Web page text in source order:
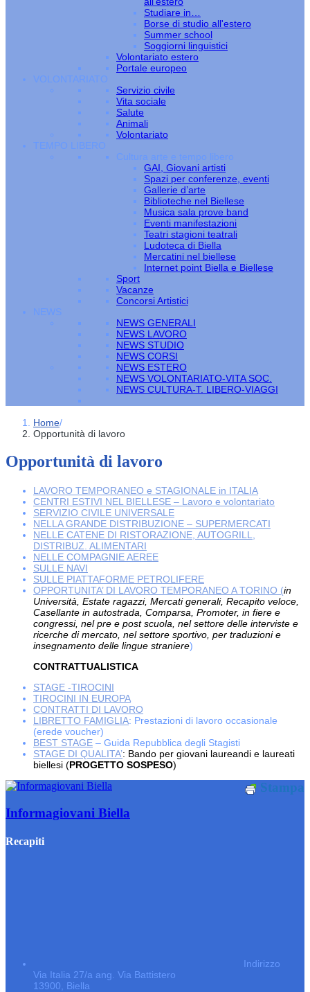
Studiare in…
Borse di studio all'estero
Summer school
Soggiorni linguistici
Volontariato estero
Portale europeo
VOLONTARIATO
Servizio civile
Vita sociale
Salute
Animali
Volontariato
TEMPO LIBERO
Cultura arte e tempo libero
GAI, Giovani artisti
Spazi per conferenze, eventi
Gallerie d’arte
Biblioteche nel Biellese
Musica sala prove band
Eventi manifestazioni
Teatri stagioni teatrali
Ludoteca di Biella
Mercatini nel biellese
Internet point Biella e Biellese
Sport
Vacanze
Concorsi Artistici
NEWS
NEWS GENERALI
NEWS LAVORO
NEWS STUDIO
NEWS CORSI
NEWS ESTERO
NEWS VOLONTARIATO-VITA SOC.
NEWS CULTURA-T. LIBERO-VIAGGI
Home/
Opportunità di lavoro
Opportunità di lavoro
LAVORO TEMPORANEO e STAGIONALE in ITALIA
CENTRI ESTIVI NEL BIELLESE – Lavoro e volontariato
SERVIZIO CIVILE UNIVERSALE
NELLA GRANDE DISTRIBUZIONE – SUPERMERCATI
NELLE CATENE DI RISTORAZIONE, AUTOGRILL,
DISTRIBUZ. ALIMENTARI
NELLE COMPAGNIE AEREE
SULLE NAVI
SULLE PIATTAFORME PETROLIFERE
OPPORTUNITA’ DI LAVORO TEMPORANEO A TORINO (in
Università, Estate ragazzi, Mercati generali, Recapito veloce,
Casellante in autostrada, Comparsa, Promoter, in fiere e
congressi, nel pre e post scuola, nel settore delle interviste e
ricerche di mercato, nel settore sportivo, per traduzioni e
insegnamento delle lingue straniere)
CONTRATTUALISTICA
STAGE -TIROCINI
TIROCINI IN EUROPA
CONTRATTI DI LAVORO
LIBRETTO FAMIGLIA: Prestazioni di lavoro occasionale
(erede voucher)
BEST STAGE – Guida Repubblica degli Stagisti
STAGE DI QUALITA’: Bando per giovani laureandi e laureati
biellesi (PROGETTO SOSPESO)
Stampa
Informagiovani Biella
Recapiti
Indirizzo
Via Italia 27/a ang. Via Battistero
13900, Biella